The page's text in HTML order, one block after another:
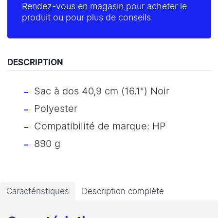
Rendez-vous en magasin pour acheter le
produit ou pour plus de conseils
DESCRIPTION
Sac à dos 40,9 cm (16.1") Noir
Polyester
Compatibilité de marque: HP
890 g
Caractéristiques Description complète